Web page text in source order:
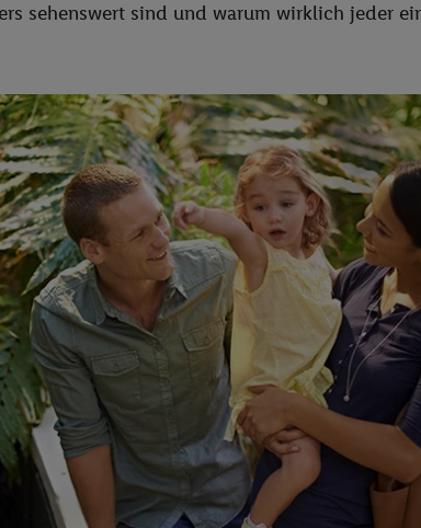
sehenswert sind und warum wirklich jeder